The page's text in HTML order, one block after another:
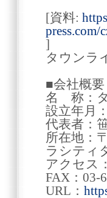
[資料:
]
タウンラ
■会社概要
名 称：
設立年月
代表者：
所在地：
ラシティ
アクセス
FAX：03-
URL：